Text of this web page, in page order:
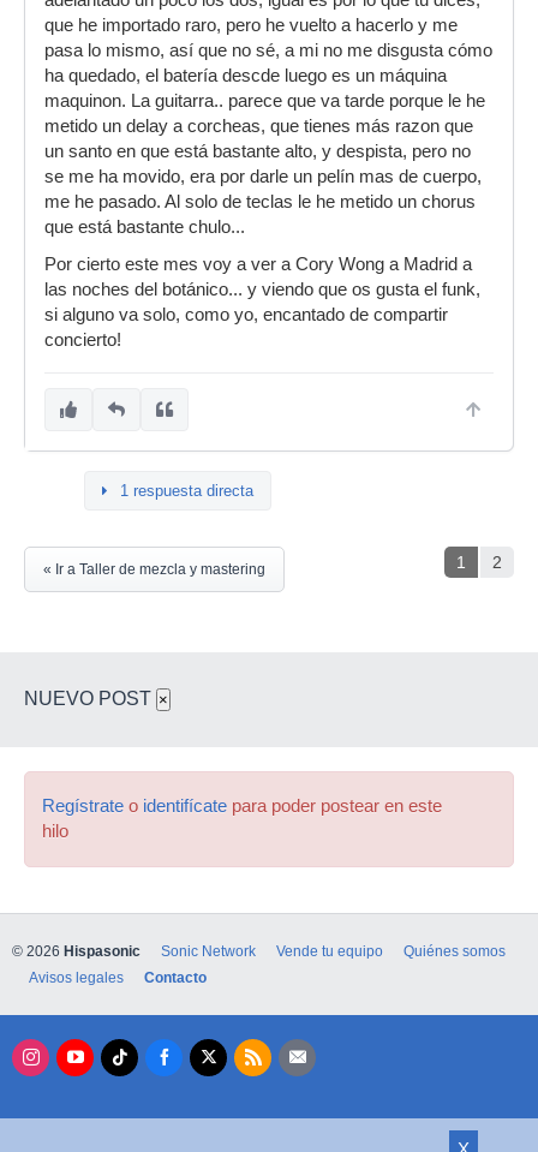
que he importado raro, pero he vuelto a hacerlo y me
pasa lo mismo, así que no sé, a mi no me disgusta cómo
ha quedado, el batería descde luego es un máquina
maquinon. La guitarra.. parece que va tarde porque le he
metido un delay a corcheas, que tienes más razon que
un santo en que está bastante alto, y despista, pero no
se me ha movido, era por darle un pelín mas de cuerpo,
me he pasado. Al solo de teclas le he metido un chorus
que está bastante chulo...
Por cierto este mes voy a ver a Cory Wong a Madrid a
las noches del botánico... y viendo que os gusta el funk,
si alguno va solo, como yo, encantado de compartir
concierto!
1 respuesta directa
1 2
« Ir a Taller de mezcla y mastering
NUEVO POST ×
Regístrate o identifícate para poder postear en este
hilo
© 2026 Hispasonic Sonic Network Vende tu equipo
Quiénes somos
Avisos legales
Contacto